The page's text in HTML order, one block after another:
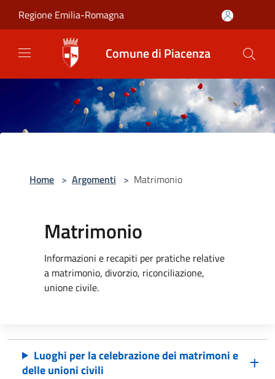
Regione Emilia-Romagna
Comune di Piacenza
Home > Argomenti > Matrimonio
Matrimonio
Informazioni e recapiti per pratiche relative
a matrimonio, divorzio, riconciliazione,
unione civile.
Luoghi per la celebrazione dei matrimoni e
delle unioni civili